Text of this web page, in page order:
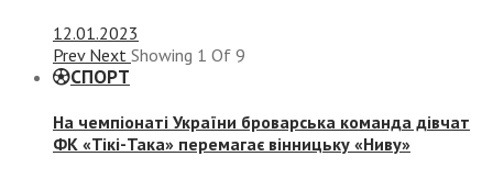
12.01.2023
Prev Next Showing 1 Of 9
СПОРТ
На чемпіонаті України броварська команда дівчат
ФК «Тікі-Така» перемагає вінницьку «Ниву»